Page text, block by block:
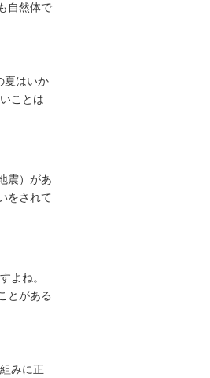
自然体で
夏はいか
ことは
震）があ
をされて
よね。
とがある
みに正